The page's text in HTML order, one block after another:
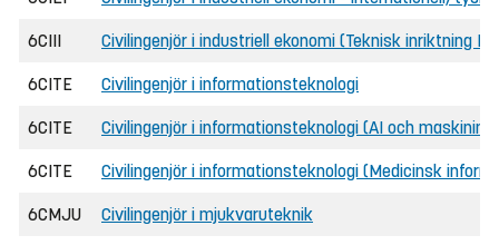
6CIII Civilingenjör i industriell ekonomi (Teknisk inriktning
6CITE Civilingenjör i informationsteknologi
6CITE Civilingenjör i informationsteknologi (AI och
6CITE Civilingenjör i informationsteknologi (Medicinsk
6CMJU Civilingenjör i mjukvaruteknik